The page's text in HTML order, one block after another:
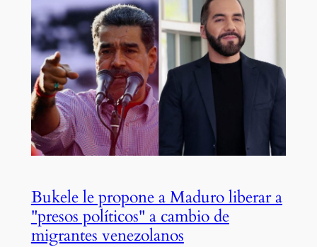
Bukele le propone a Maduro liberar a
"presos políticos" a cambio de
migrantes venezolanos